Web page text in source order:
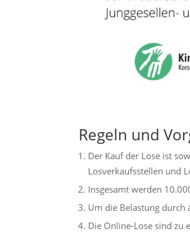
Regeln und
Der Kauf der Lose ist
Losverkaufsstellen und
Insgesamt werden
Um die Belastung durch
Die Online-Lose sind zu